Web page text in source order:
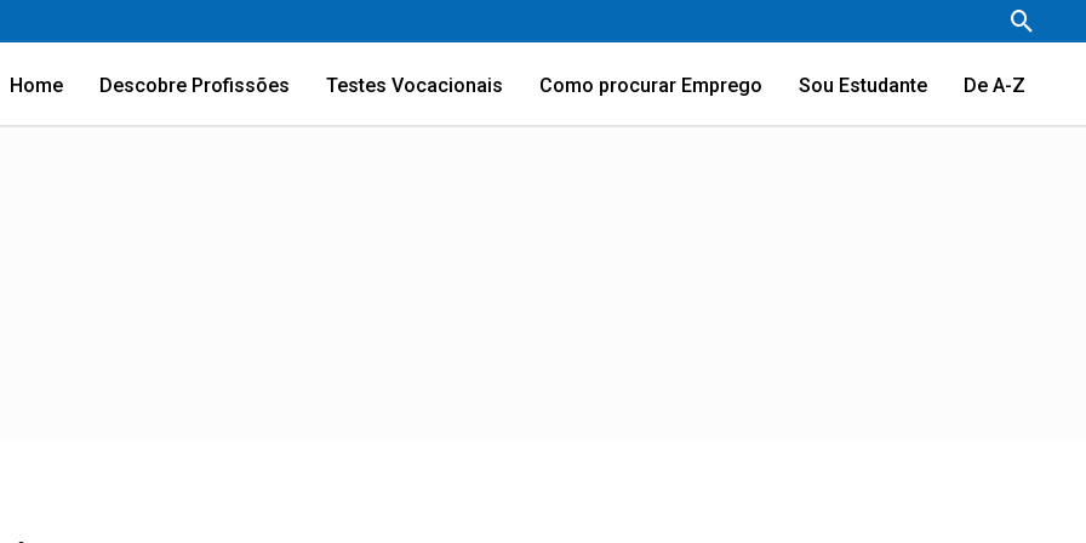
Home Descobre Profissões Testes Vocacionais Como procurar Emprego Sou Estudante De A-Z